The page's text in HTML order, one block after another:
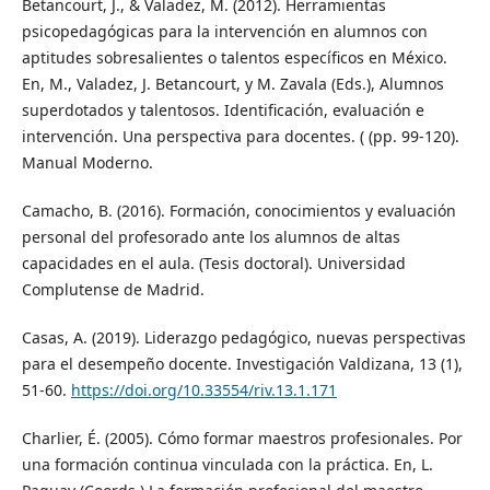
Betancourt, J., & Valadez, M. (2012). Herramientas
psicopedagógicas para la intervención en alumnos con
aptitudes sobresalientes o talentos específicos en México.
En, M., Valadez, J. Betancourt, y M. Zavala (Eds.), Alumnos
superdotados y talentosos. Identificación, evaluación e
intervención. Una perspectiva para docentes. ( (pp. 99-120).
Manual Moderno.
Camacho, B. (2016). Formación, conocimientos y evaluación
personal del profesorado ante los alumnos de altas
capacidades en el aula. (Tesis doctoral). Universidad
Complutense de Madrid.
Casas, A. (2019). Liderazgo pedagógico, nuevas perspectivas
para el desempeño docente. Investigación Valdizana, 13 (1),
51-60. https://doi.org/10.33554/riv.13.1.171
Charlier, É. (2005). Cómo formar maestros profesionales. Por
una formación continua vinculada con la práctica. En, L.